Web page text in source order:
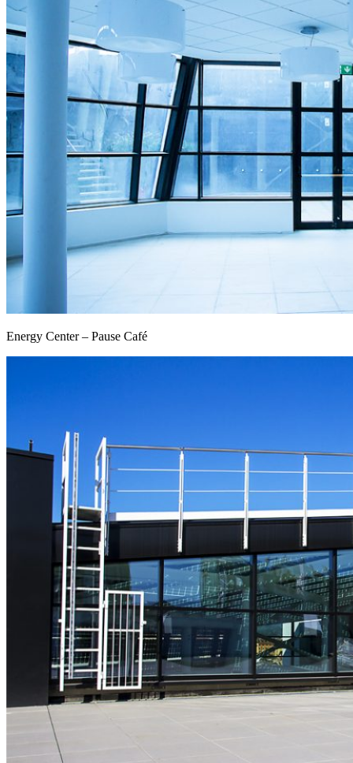
Energy Center – Pause Café